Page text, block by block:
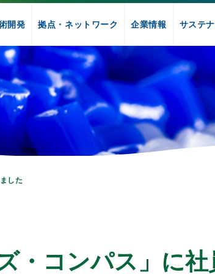
開発 拠点・ネットワーク 企業情報 サステ
した
・コンパス」に